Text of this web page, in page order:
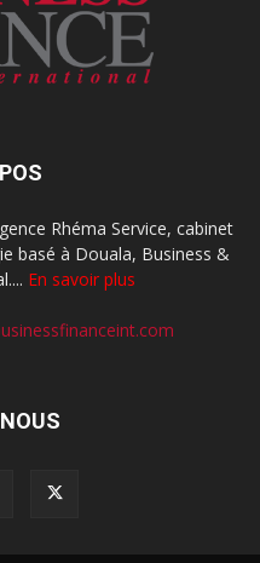
Rhéma Service, cabinet
basé à Douala, Business &
En savoir plus